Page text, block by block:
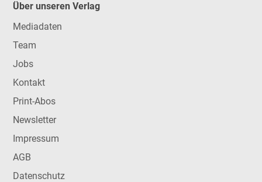
Über unseren Verlag
Mediadaten
Team
Jobs
Kontakt
Print-Abos
Newsletter
Impressum
AGB
Datenschutz